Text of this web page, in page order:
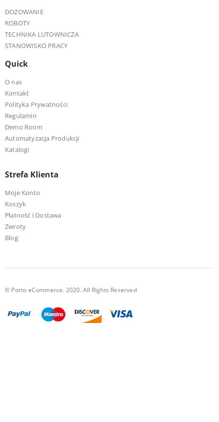
DOZOWANIE
ROBOTY
TECHNIKA LUTOWNICZA
STANOWISKO PRACY
Quick
O nas
Kontakt
Polityka Prywatności
Regulamin
Demo Room
Automatyzacja Produkcji
Katalogi
Strefa Klienta
Moje Konto
Koszyk
Płatność i Dostawa
Zwroty
Blog
© Porto eCommerce. 2020. All Rights Reserved